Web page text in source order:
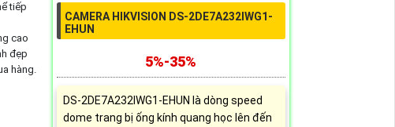
tiếp
cao
đẹp
hàng.
CAMERA HIKVISION DS-2DE7A232IWG1-
EHUN
5%-35%
DS-2DE7A232IWG1-EHUN là dòng speed
dome trang bị ống kính quang học lên đến